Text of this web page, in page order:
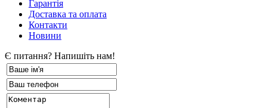
Гарантія
Доставка та оплата
Контакти
Новини
Є питання? Напишіть нам!